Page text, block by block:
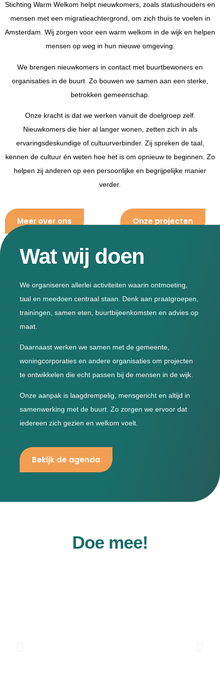
Stichting Warm Welkom helpt nieuwkomers, zoals statushouders en
mensen met een migratieachtergrond, om zich thuis te voelen in
Amsterdam. Wij zorgen voor een warm welkom in de wijk en helpen
mensen op weg in hun nieuwe omgeving.
We brengen nieuwkomers in contact met buurtbewoners en
organisaties in de buurt. Zo bouwen we samen aan een sterke,
betrokken gemeenschap.
Onze kracht is dat we werken vanuit de doelgroep zelf.
Nieuwkomers die hier al langer wonen, zetten zich in als
ervaringsdeskundige of cultuurverbinder. Zij spreken de taal,
kennen de cultuur én weten hoe het is om opnieuw te beginnen. Zo
helpen zij anderen op een persoonlijke en begrijpelijke manier
verder.
Meer over ons Onze projecten
Wat wij doen
We organiseren allerlei activiteiten waarin ontmoeting,
taal en meedoen centraal staan. Denk aan praatgroepen,
trainingen, samen eten, buurtbijeenkomsten en advies op
maat.
Daarnaast werken we samen met de gemeente,
woningcorporaties en andere organisaties om projecten
te ontwikkelen die echt passen bij de mensen in de wijk.
Onze aanpak is laagdrempelig, mensgericht en altijd in
samenwerking met de buurt. Zo zorgen we ervoor dat
iedereen zich gezien en welkom voelt.
Bekijk de agenda
Doe mee!